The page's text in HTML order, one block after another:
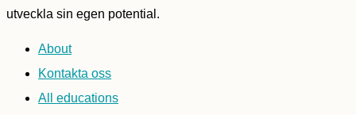
utveckla sin egen potential.
About
Kontakta oss
All educations